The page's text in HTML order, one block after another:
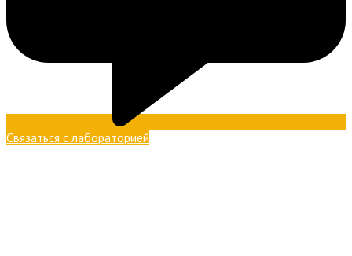
Связаться с лабораторией